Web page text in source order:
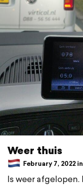
Weer thuis
February 7, 2022
Is weer